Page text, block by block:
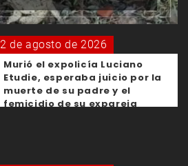
2 de agosto de 2026
Murió el expolicía Luciano
Etudie, esperaba juicio por la
muerte de su padre y el
femicidio de su expareja